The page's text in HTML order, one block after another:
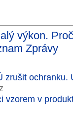
výkon.
Zprávy
zrušit ochranku.
vzorem v